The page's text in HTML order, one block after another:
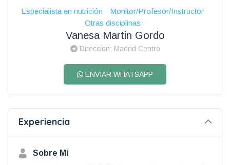
Especialista en nutrición
Monitor/Profesor/Instructor
Otras disciplinas
Vanesa Martin Gordo
Direccion: Madrid Centro
ENVIAR WHATSAPP
Experiencia
Sobre Mí